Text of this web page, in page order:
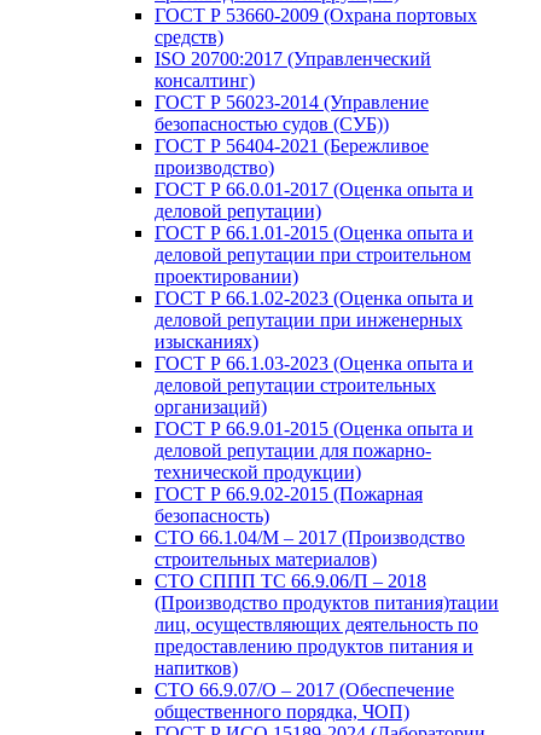
ГОСТ Р 53660-2009 (Охрана портовых
средств)
ISO 20700:2017 (Управленческий
консалтинг)
ГОСТ Р 56023-2014 (Управление
безопасностью судов (СУБ))
ГОСТ Р 56404-2021 (Бережливое
производство)
ГОСТ Р 66.0.01-2017 (Оценка опыта и
деловой репутации)
ГОСТ Р 66.1.01-2015 (Оценка опыта и
деловой репутации при строительном
проектировании)
ГОСТ Р 66.1.02-2023 (Оценка опыта и
деловой репутации при инженерных
изысканиях)
ГОСТ Р 66.1.03-2023 (Оценка опыта и
деловой репутации строительных
организаций)
ГОСТ Р 66.9.01-2015 (Оценка опыта и
деловой репутации для пожарно-
технической продукции)
ГОСТ Р 66.9.02-2015 (Пожарная
безопасность)
СТО 66.1.04/М – 2017 (Производство
строительных материалов)
СТО СППП ТС 66.9.06/П – 2018
(Производство продуктов питания)тации
лиц, осуществляющих деятельность по
предоставлению продуктов питания и
напитков)
СТО 66.9.07/О – 2017 (Обеспечение
общественного порядка, ЧОП)